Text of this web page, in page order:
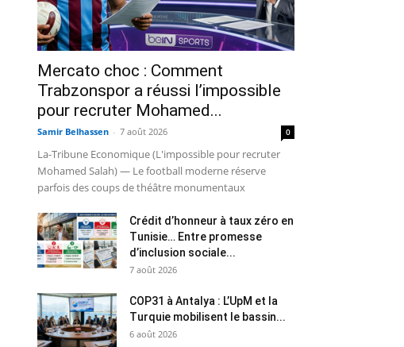
Mercato choc : Comment
Trabzonspor a réussi l’impossible
pour recruter Mohamed...
Samir Belhassen - 7 août 2026 0
La-Tribune Economique (L'impossible pour recruter
Mohamed Salah) — Le football moderne réserve
parfois des coups de théâtre monumentaux
Crédit d’honneur à taux zéro en
Tunisie… Entre promesse
d’inclusion sociale...
7 août 2026
COP31 à Antalya : L’UpM et la
Turquie mobilisent le bassin...
6 août 2026